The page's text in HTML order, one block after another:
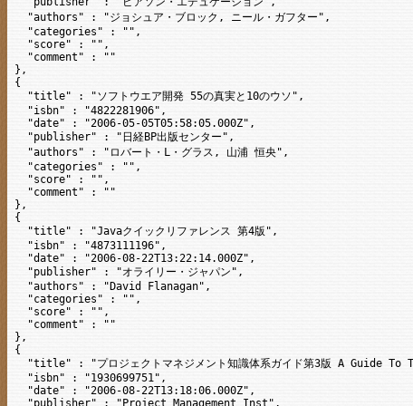
  "authors" : "ジョシュア・ブロック, ニール・ガフター",
  "categories" : "",
  "score" : "",
  "comment" : ""
},
{
  "title" : "ソフトウエア開発 55の真実と10のウソ",
  "isbn" : "4822281906",
  "date" : "2006-05-05T05:58:05.000Z",
  "publisher" : "日経BP出版センター",
  "authors" : "ロバート・L・グラス, 山浦 恒央",
  "categories" : "",
  "score" : "",
  "comment" : ""
},
{
  "title" : "Javaクイックリファレンス 第4版",
  "isbn" : "4873111196",
  "date" : "2006-08-22T13:22:14.000Z",
  "publisher" : "オライリー・ジャパン",
  "authors" : "David Flanagan",
  "categories" : "",
  "score" : "",
  "comment" : ""
},
{
"title" : "プロジェクトマネジメント知識体系ガイド第3版 A Guide
  "isbn" : "1930699751",
  "date" : "2006-08-22T13:18:06.000Z",